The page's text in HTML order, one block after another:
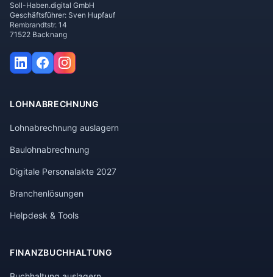
Soll-Haben.digital GmbH
Geschäftsführer: Sven Hupfauf
Rembrandtstr. 14
71522 Backnang
LOHNABRECHNUNG
Lohnabrechnung auslagern
Baulohnabrechnung
Digitale Personalakte 2027
Branchenlösungen
Helpdesk & Tools
FINANZBUCHHALTUNG